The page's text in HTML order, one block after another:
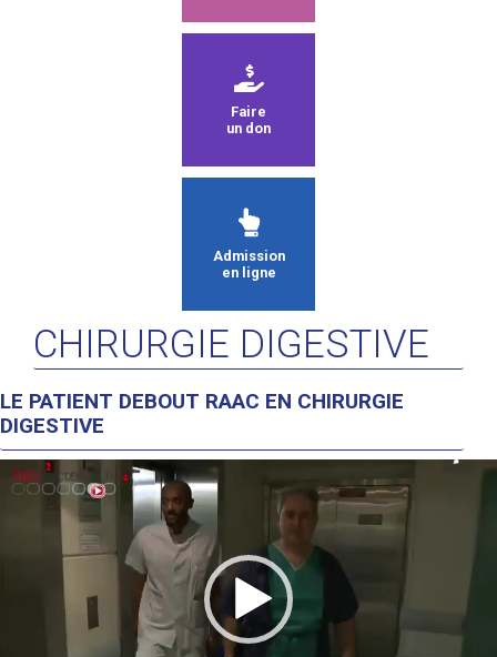
Faire
un don
Admission
en ligne
CHIRURGIE DIGESTIVE
LE PATIENT DEBOUT RAAC EN CHIRURGIE
DIGESTIVE
Lecteur
vidéo